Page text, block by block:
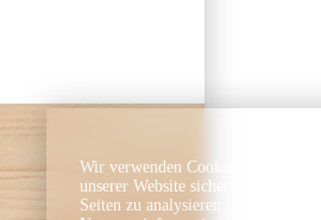
Wir verwenden Cookies und
unserer Website sicherzustellen,
Seiten zu analysieren. Dabei